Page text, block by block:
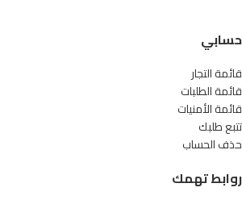
حسابي
قائمة التجار
قائمة الطلبات
قائمة الأمنيات
تتبع طلبك
حذف الحساب
روابط تهمك